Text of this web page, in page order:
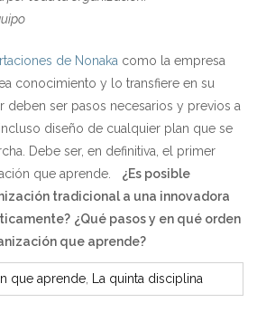
de Nonaka como la empresa
conocimiento y lo transfiere en su
deben ser pasos necesarios y previos a
diseño de cualquier plan que se
Debe ser, en definitiva, el primer
que aprende. ¿Es posible
tradicional a una innovadora
¿Qué pasos y en qué orden
que aprende?
que aprende La quinta disciplina